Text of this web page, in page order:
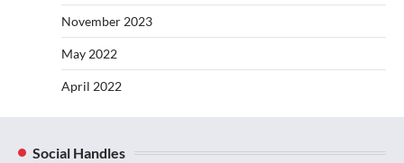
November 2023
May 2022
April 2022
Social Handles